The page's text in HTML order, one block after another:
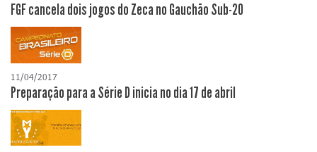
FGF cancela dois jogos do Zeca no Gauchão Sub-20
11/04/2017
Preparação para a Série D inicia no dia 17 de abril